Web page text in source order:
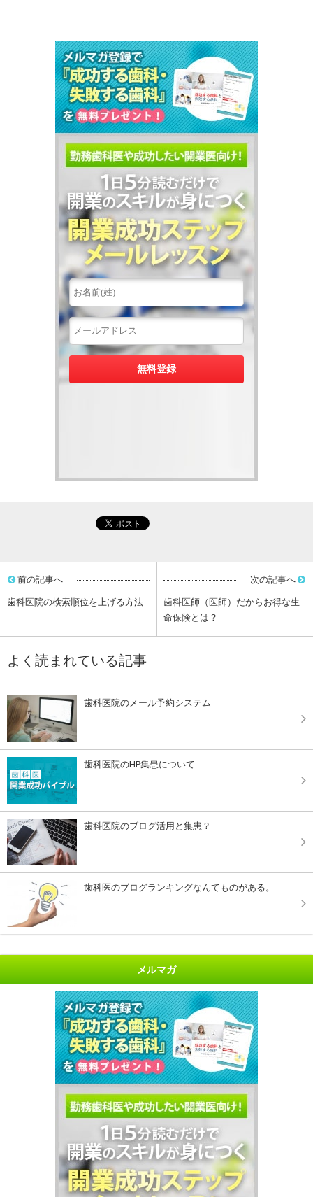
前の記事へ
歯科医院の検索順位を上げる方法
次の記事へ
歯科医師（医師）だからお得な生
命保険とは？
よく読まれている記事
歯科医院のメール予約システム
歯科医院のHP集患について
歯科医院のブログ活用と集患？
歯科医のブログランキングなんてものがある。
メルマガ